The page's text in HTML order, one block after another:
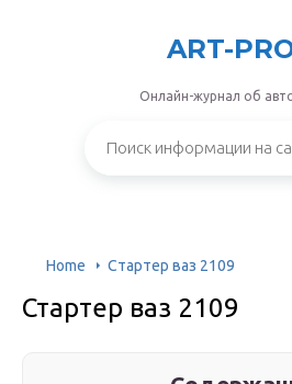
ART-
Онлайн-журнал об
Home Стартер ваз 2109
Стартер ваз 2109